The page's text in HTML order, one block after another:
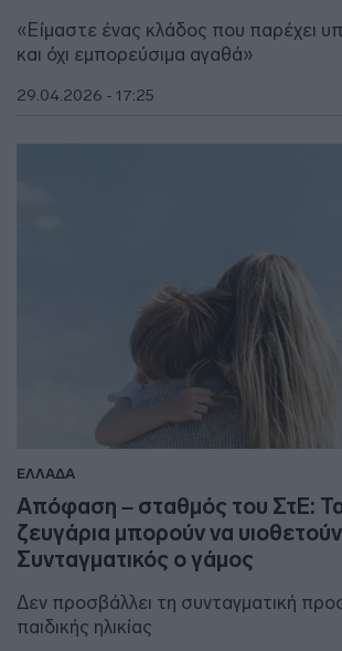
«Είμαστε ένας κλάδος που παρέχει
και όχι εμπορεύσιμα αγαθά»
29.04.2026 - 17:25
ΕΛΛΑΔΑ
Απόφαση – σταθμός του ΣτΕ:
ζευγάρια μπορούν να
Συνταγματικός ο γάμος
Δεν προσβάλλει τη συνταγματική
παιδικής ηλικίας